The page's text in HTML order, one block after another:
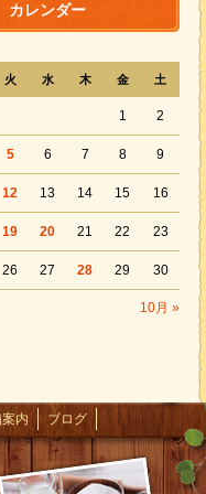
カレンダー
火 水 木 金 土
10月 »
1 2
5 6 7 8 9
12 13 14 15 16
19 20 21 22 23
26 27 28 29 30
案内 ブログ